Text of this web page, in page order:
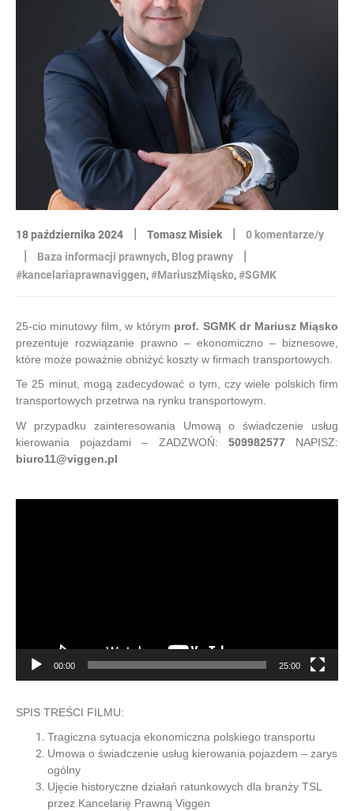
18 października 2024 | Tomasz Misiek | 0 komentarze/y
| Baza informacji prawnych, Blog prawny |
#kancelariaprawnaviggen,#MariuszMiąsko,#SGMK
25-cio minutowy film, w którym prof. SGMK dr Mariusz Miąsko
prezentuje rozwiązanie prawno – ekonomiczno – biznesowe,
które może poważnie obniżyć koszty w firmach transportowych.
Te 25 minut, mogą zadecydować o tym, czy wiele polskich firm
transportowych przetrwa na rynku transportowym.
W przypadku zainteresowania Umową o świadczenie usług
kierowania pojazdami – ZADZWOŃ: 509982577NAPISZ:
biuro11@viggen.pl
00:00 25:00
SPIS TREŚCI FILMU:
Tragiczna sytuacja ekonomiczna polskiego transportu
Umowa o świadczenie usług kierowania pojazdem – zarys
ogólny
Ujęcie historyczne działań ratunkowych dla branży TSL
przez Kancelarię Prawną Viggen